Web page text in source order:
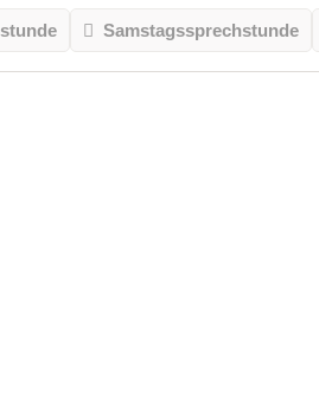
Samstagssprechstunde